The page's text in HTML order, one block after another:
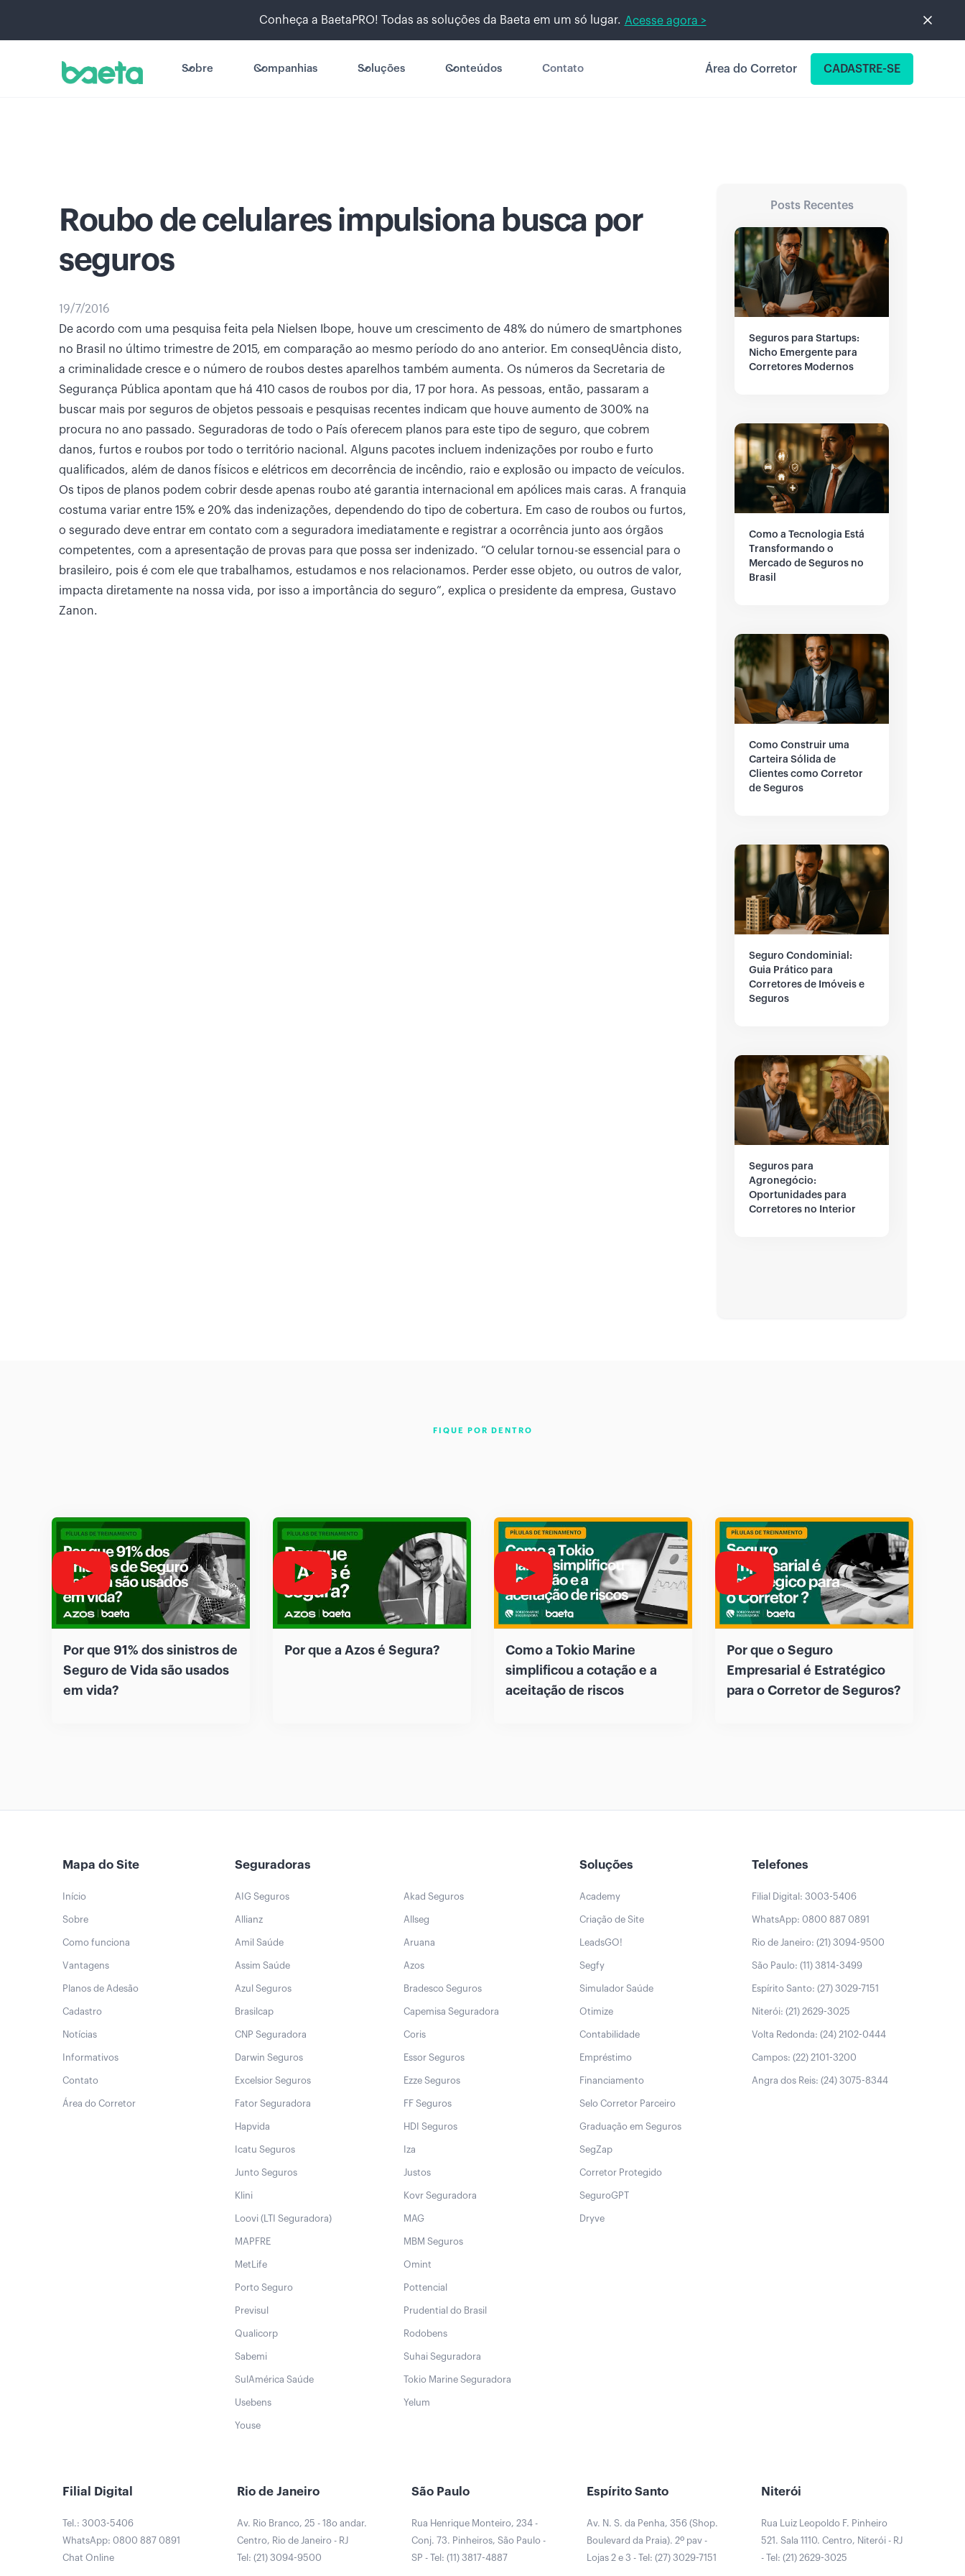
Conheça a BaetaPRO! Todas as soluções da Baeta em um só lugar. Acesse agora >
Sobre Companhias Soluções Conteúdos Contato Área do Corretor CADASTRE-SE
Roubo de celulares impulsiona busca por
seguros
19/7/2016
De acordo com uma pesquisa feita pela Nielsen Ibope, houve um crescimento de 48% do número de smartphones
no Brasil no último trimestre de 2015, em comparação ao mesmo período do ano anterior. Em conseqUência disto,
a criminalidade cresce e o número de roubos destes aparelhos também aumenta. Os números da Secretaria de
Segurança Pública apontam que há 410 casos de roubos por dia, 17 por hora. As pessoas, então, passaram a
buscar mais por seguros de objetos pessoais e pesquisas recentes indicam que houve aumento de 300% na
procura no ano passado. Seguradoras de todo o País oferecem planos para este tipo de seguro, que cobrem
danos, furtos e roubos por todo o território nacional. Alguns pacotes incluem indenizações por roubo e furto
qualificados, além de danos físicos e elétricos em decorrência de incêndio, raio e explosão ou impacto de veículos.
Os tipos de planos podem cobrir desde apenas roubo até garantia internacional em apólices mais caras. A franquia
costuma variar entre 15% e 20% das indenizações, dependendo do tipo de cobertura. Em caso de roubos ou furtos,
o segurado deve entrar em contato com a seguradora imediatamente e registrar a ocorrência junto aos órgãos
competentes, com a apresentação de provas para que possa ser indenizado. “O celular tornou-se essencial para o
brasileiro, pois é com ele que trabalhamos, estudamos e nos relacionamos. Perder esse objeto, ou outros de valor,
impacta diretamente na nossa vida, por isso a importância do seguro”, explica o presidente da empresa, Gustavo
Zanon.
Posts Recentes
Seguros para Startups:
Nicho Emergente para
Corretores Modernos
Como a Tecnologia Está
Transformando o
Mercado de Seguros no
Brasil
Como Construir uma
Carteira Sólida de
Clientes como Corretor
de Seguros
Seguro Condominial:
Guia Prático para
Corretores de Imóveis e
Seguros
Seguros para
Agronegócio:
Oportunidades para
Corretores no Interior
FIQUE POR DENTRO
Por que 91% dos sinistros de
Seguro de Vida são usados
em vida?
Por que a Azos é Segura?
Como a Tokio Marine
simplificou a cotação e a
aceitação de riscos
Por que o Seguro
Empresarial é Estratégico
para o Corretor de Seguros?
Mapa do Site
Início
Sobre
Como funciona
Vantagens
Planos de Adesão
Cadastro
Notícias
Informativos
Contato
Área do Corretor
Seguradoras
AIG Seguros Akad Seguros
Allianz Allseg
Amil Saúde Aruana
Assim Saúde Azos
Azul Seguros Bradesco Seguros
Brasilcap Capemisa Seguradora
CNP Seguradora Coris
Darwin Seguros Essor Seguros
Excelsior Seguros Ezze Seguros
Fator Seguradora FF Seguros
Hapvida HDI Seguros
Icatu Seguros Iza
Junto Seguros Justos
Klini Kovr Seguradora
Loovi (LTI Seguradora) MAG
MAPFRE MBM Seguros
MetLife Omint
Porto Seguro Pottencial
Previsul Prudential do Brasil
Qualicorp Rodobens
Sabemi Suhai Seguradora
SulAmérica Saúde Tokio Marine Seguradora
Usebens Yelum
Youse
Soluções
Academy
Criação de Site
LeadsGO!
Segfy
Simulador Saúde
Otimize
Contabilidade
Empréstimo
Financiamento
Selo Corretor Parceiro
Graduação em Seguros
SegZap
Corretor Protegido
SeguroGPT
Dryve
Telefones
Filial Digital: 3003-5406
WhatsApp: 0800 887 0891
Rio de Janeiro: (21) 3094-9500
São Paulo: (11) 3814-3499
Espírito Santo: (27) 3029-7151
Niterói: (21) 2629-3025
Volta Redonda: (24) 2102-0444
Campos: (22) 2101-3200
Angra dos Reis: (24) 3075-8344
Filial Digital
Tel.: 3003-5406
WhatsApp: 0800 887 0891
Chat Online
Rio de Janeiro
Av. Rio Branco, 25 - 18o andar.
Centro, Rio de Janeiro - RJ
Tel: (21) 3094-9500
São Paulo
Rua Henrique Monteiro, 234 -
Conj. 73. Pinheiros, São Paulo -
SP - Tel: (11) 3817-4887
Espírito Santo
Av. N. S. da Penha, 356 (Shop.
Boulevard da Praia). 2º pav -
Lojas 2 e 3 - Tel: (27) 3029-7151
Niterói
Rua Luiz Leopoldo F. Pinheiro
521. Sala 1110. Centro, Niterói - RJ
- Tel: (21) 2629-3025